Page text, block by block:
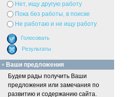
Нет, ищу другую работу
Пока без работы, в поиске
Не работаю и не ищу работу
Ваши предложения
Будем рады получить Ваши
предложения или замечания по
развитию и содержанию сайта.